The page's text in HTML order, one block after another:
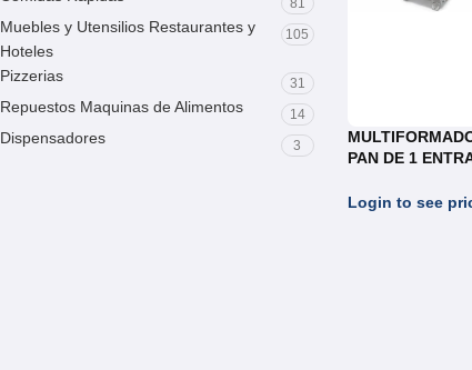
81
Muebles y Utensilios Restaurantes y
Hoteles
105
Pizzerias 31
Repuestos Maquinas de Alimentos 14
Dispensadores 3
PAN DE 1
Login to see